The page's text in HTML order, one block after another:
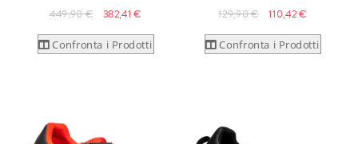
449,90 € 382,41 €
Confronta i Prodotti
129,90 € 110,42 €
Confronta i Prodotti